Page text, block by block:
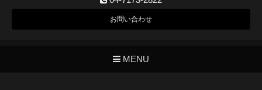
お問い合わせ
MENU